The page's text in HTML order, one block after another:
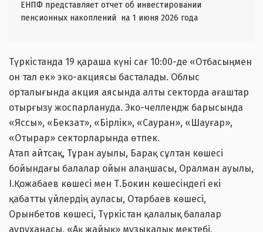
ЕНПФ представляет отчет об инвестировании
пенсионных накоплений на 1 июня 2026 года
Түркістанда 19 қараша күні сағ 10:00-де «Отбасыңмен
он тал ек» эко-акциясы басталады. Облыс
орталығында акция аясында алты секторда ағаштар
отырғызу жоспарлануда. Эко-челлендж барысында
«Яссы», «Бекзат», «Бірлік», «Сауран», «Шауғар»,
«Отырар» секторларында өтпек.
Атап айтсақ, Тұран ауылы, Барақ сұлтан көшесі
бойындағы балалар ойын алаңшасы, Оралман ауылы,
І.Қожабаев көшесі мен Т.Бокин көшесіндегі екі
қабатты үйлердің ауласы, Отарбаев көшесі,
Орынбетов көшесі, Түркістан қалалық балалар
ауруханасы, «Ақ жайық» музыкалық мектебі,